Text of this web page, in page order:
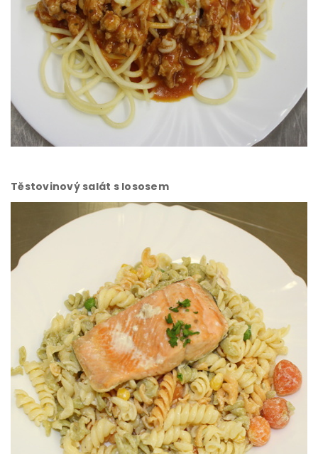
Těstovinový salát s lososem